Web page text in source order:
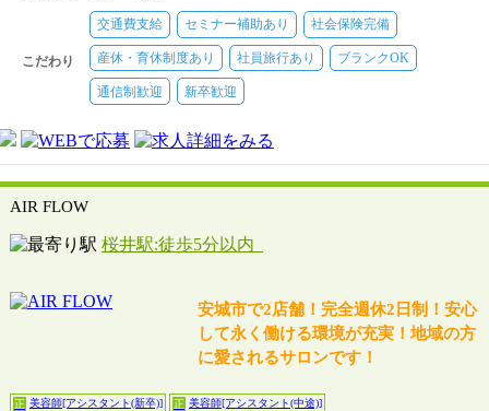
こだわり
交通費支給 セミナー補助あり 社会保険完備
産休・育休制度あり 社員旅行あり ブランクOK
通信制歓迎 新卒歓迎
AIR FLOW
桜井駅:徒歩5分以内
安城市で2店舗！完全週休2日制！安心
して永く働ける環境が充実！地域の方
に愛されるサロンです！
正 美容師[アシスタント(新卒)] 正 美容師[アシスタント(中途)]